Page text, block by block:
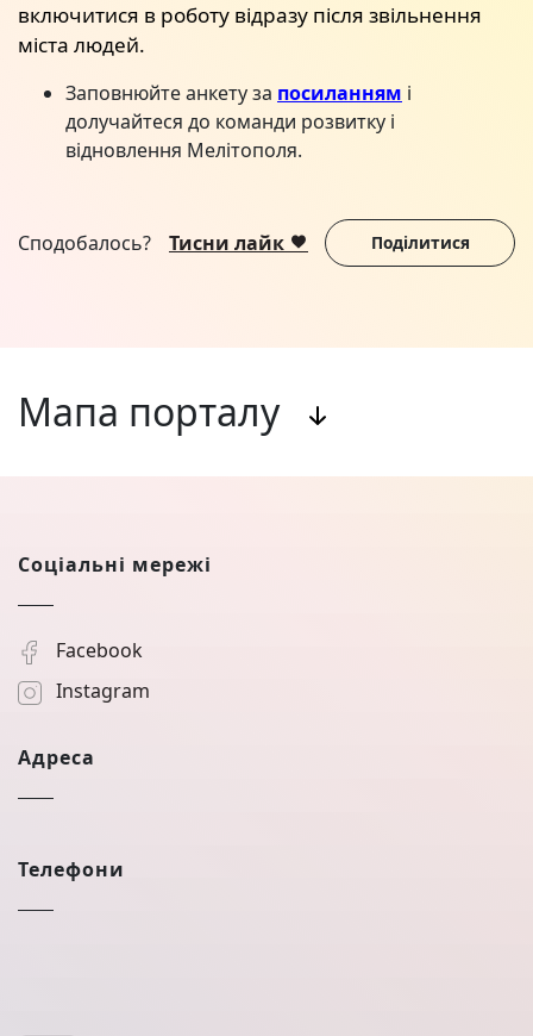
включитися в роботу відразу після звільнення
міста людей.
Заповнюйте анкету за посиланням і
долучайтеся до команди розвитку і
відновлення Мелітополя.
Сподобалось? Тисни лайк Поділитися
Мапа порталу
Соціальні мережі
Facebook
Instagram
Адреса
Телефони